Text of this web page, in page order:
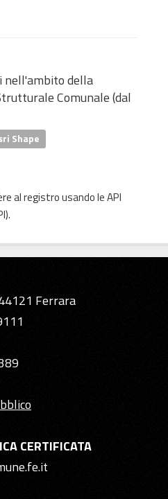
della
Comunale (dal
Shape
al registro usando leAPI
).
Ferrara
CERTIFICATA